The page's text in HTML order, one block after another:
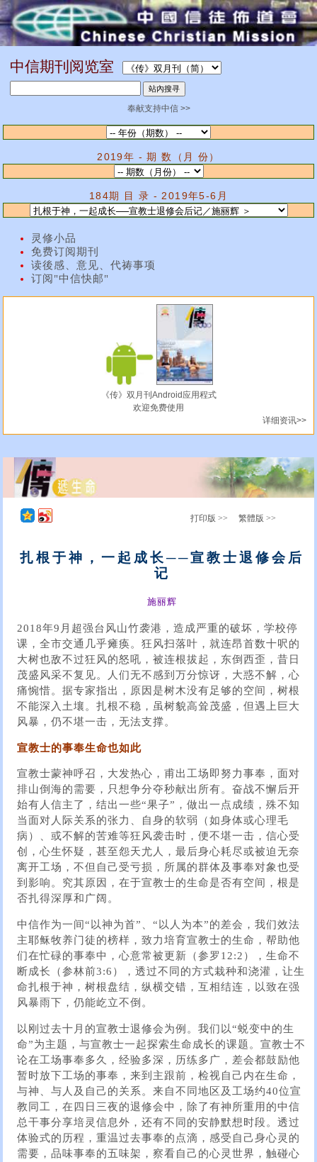
中信期刊阅览室
奉献支持中信 >>
2019年 - 期 数（月 份）
184期 目 录 - 2019年5-6月
灵修小品
免费订阅期刊
读後感、意见、代祷事项
订阅"中信快邮"
《传》双月刊Android应用程式
欢迎免费使用
详细资讯>>
打印版 >> 繁體版 >>
扎根于神，一起成长──宣教士退修会后
记
施丽辉
2018年9月超强台风山竹袭港，造成严重的破坏，学校停
课，全市交通几乎瘫痪。狂风扫落叶，就连昂首数十呎的
大树也敌不过狂风的怒吼，被连根拔起，东倒西歪，昔日
茂盛风采不复见。人们无不感到万分惊讶，大惑不解，心
痛惋惜。据专家指出，原因是树木没有足够的空间，树根
不能深入土壤。扎根不稳，虽树貌高耸茂盛，但遇上巨大
风暴，仍不堪一击，无法支撑。
宣教士的事奉生命也如此
宣教士蒙神呼召，大发热心，甫出工场即努力事奉，面对
排山倒海的需要，只想争分夺秒献出所有。奋战不懈后开
始有人信主了，结出一些“果子”，做出一点成绩，殊不知
当面对人际关系的张力、自身的软弱（如身体或心理毛
病）、或不解的苦难等狂风袭击时，便不堪一击，信心受
创，心生怀疑，甚至怨天尤人，最后身心耗尽或被迫无奈
离开工场，不但自己受亏损，所属的群体及事奉对象也受
到影响。究其原因，在于宣教士的生命是否有空间，根是
否扎得深厚和广阔。
中信作为一间“以神为首”、“以人为本”的差会，我们效法
主耶稣牧养门徒的榜样，致力培育宣教士的生命，帮助他
们在忙碌的事奉中，心意常被更新（参罗12:2），生命不
断成长（参林前3:6），透过不同的方式栽种和浇灌，让生
命扎根于神，树根盘结，纵横交错，互相结连，以致在强
风暴雨下，仍能屹立不倒。
以刚过去十月的宣教士退修会为例。我们以“蜕变中的生
命”为主题，与宣教士一起探索生命成长的课题。宣教士不
论在工场事奉多久，经验多深，历练多广，差会都鼓励他
暂时放下工场的事奉，来到主跟前，检视自己内在生命，
与神、与人及自己的关系。来自不同地区及工场约40位宣
教同工，在四日三夜的退修会中，除了有神所重用的中信
总干事分享培灵信息外，还有不同的安静默想时段。透过
体验式的历程，重温过去事奉的点滴，感受自己身心灵的
需要，品味事奉的五味架，察看自己的心灵世界，触碰心